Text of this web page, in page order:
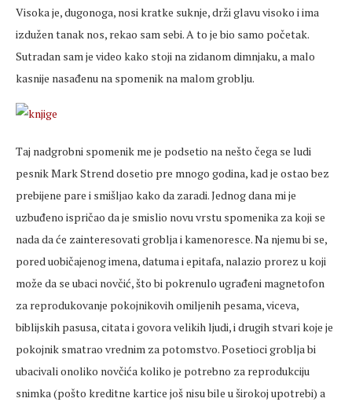
Visoka je, dugonoga, nosi kratke suknje, drži glavu visoko i ima
izdužen tanak nos, rekao sam sebi. A to je bio samo početak.
Sutradan sam je video kako stoji na zidanom dimnjaku, a malo
kasnije nasađenu na spomenik na malom groblju.
Taj nadgrobni spomenik me je podsetio na nešto čega se ludi
pesnik Mark Strend dosetio pre mnogo godina, kad je ostao bez
prebijene pare i smišljao kako da zaradi. Jednog dana mi je
uzbuđeno ispričao da je smislio novu vrstu spomenika za koji se
nada da će zainteresovati groblja i kamenoresce. Na njemu bi se,
pored uobičajenog imena, datuma i epitafa, nalazio prorez u koji
može da se ubaci novčić, što bi pokrenulo ugrađeni magnetofon
za reprodukovanje pokojnikovih omiljenih pesama, viceva,
biblijskih pasusa, citata i govora velikih ljudi, i drugih stvari koje je
pokojnik smatrao vrednim za potomstvo. Posetioci groblja bi
ubacivali onoliko novčića koliko je potrebno za reprodukciju
snimka (pošto kreditne kartice još nisu bile u širokoj upotrebi) a